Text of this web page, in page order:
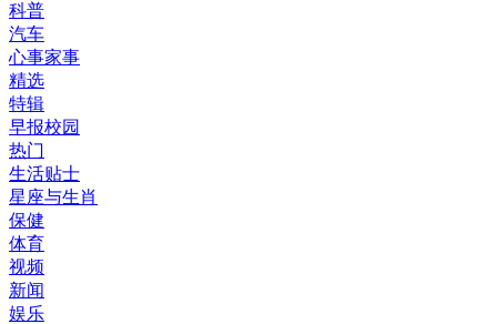
科普
汽车
心事家事
精选
特辑
早报校园
热门
生活贴士
星座与生肖
保健
体育
视频
新闻
娱乐